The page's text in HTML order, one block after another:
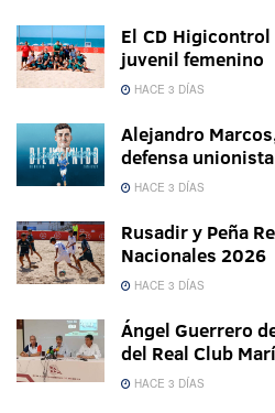
El CD
juvenil femenino
HACE 3 DÍAS
Alejandro
defensa unionista
HACE 3 DÍAS
Rusadir y Peña
Nacionales 2026
HACE 3 DÍAS
Ángel Guerrero
del Real Club
HACE 3 DÍAS